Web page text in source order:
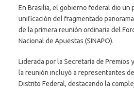
En Brasilia, el gobierno federal dio un
unificación del fragmentado
de la primera reunión ordinaria del
Nacional de Apuestas (SINAPO).
Liderada por la Secretaría de Premios
la reunión incluyó a representantes
Distrito Federal, destacando la